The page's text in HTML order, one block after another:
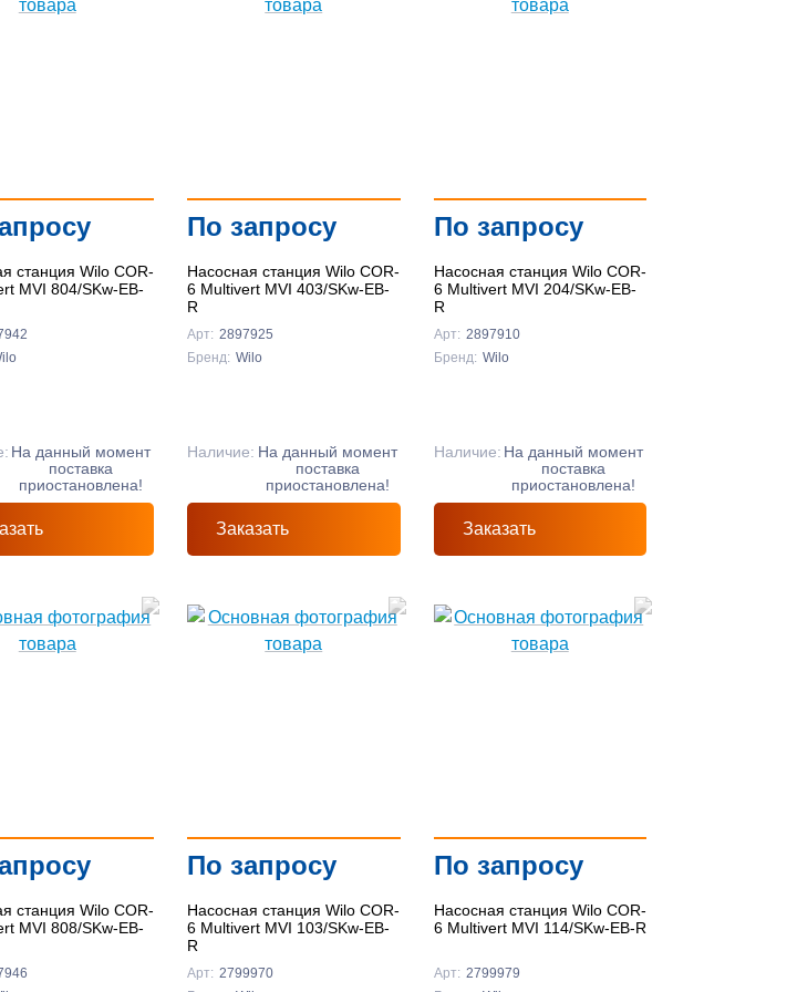
станция Wilo COR-
MVI 804/SKw-EB-
На данный момент
поставка
приостановлена!
По запросу
Насосная станция Wilo COR-
6 Multivert MVI 403/SKw-EB-
R
Арт: 2897925
Бренд: Wilo
Наличие: На данный момент
поставка
приостановлена!
Заказать
По запросу
Насосная станция Wilo COR-
6 Multivert MVI 204/SKw-EB-
R
Арт: 2897910
Бренд: Wilo
Наличие: На данный момент
поставка
приостановлена!
Заказать
станция Wilo COR-
MVI 808/SKw-EB-
По запросу
Насосная станция Wilo COR-
6 Multivert MVI 103/SKw-EB-
R
Арт: 2799970
По запросу
Насосная станция Wilo COR-
6 Multivert MVI 114/SKw-EB-R
Арт: 2799979